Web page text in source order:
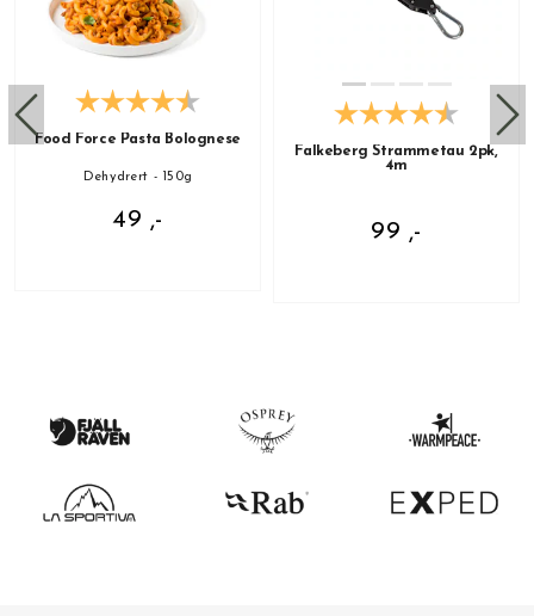
Food Force Pasta Bolognese
Dehydrert - 150g
49 ,-
Falkeberg Strammetau 2pk,
4m
99 ,-